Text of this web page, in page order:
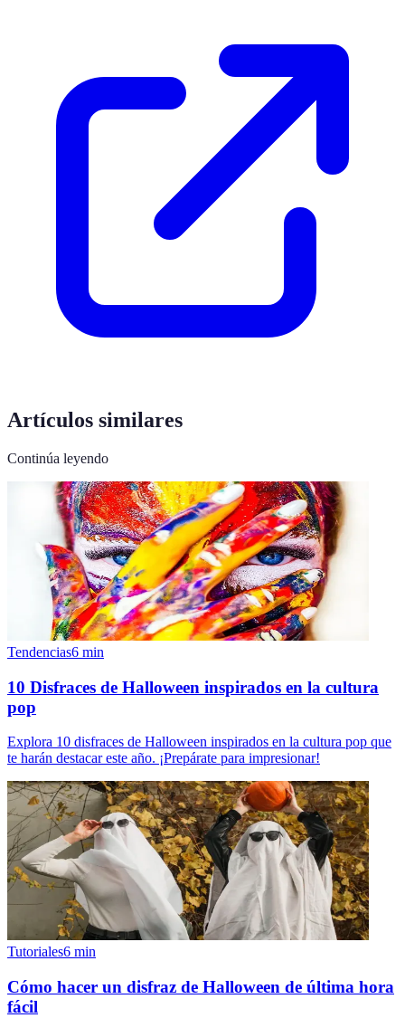
Artículos similares
Continúa leyendo
Tendencias6 min
10 Disfraces de Halloween inspirados en la cultura
pop
Explora 10 disfraces de Halloween inspirados en la cultura pop que
te harán destacar este año. ¡Prepárate para impresionar!
Tutoriales6 min
Cómo hacer un disfraz de Halloween de última hora
fácil